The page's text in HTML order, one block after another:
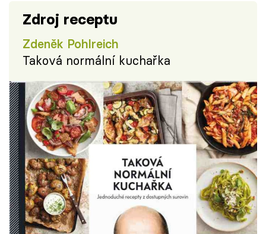
Zdroj receptu
Zdeněk Pohlreich
Taková normální kuchařka